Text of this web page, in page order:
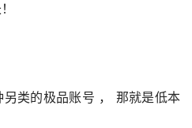
类的极品账号 ， 那就是低本